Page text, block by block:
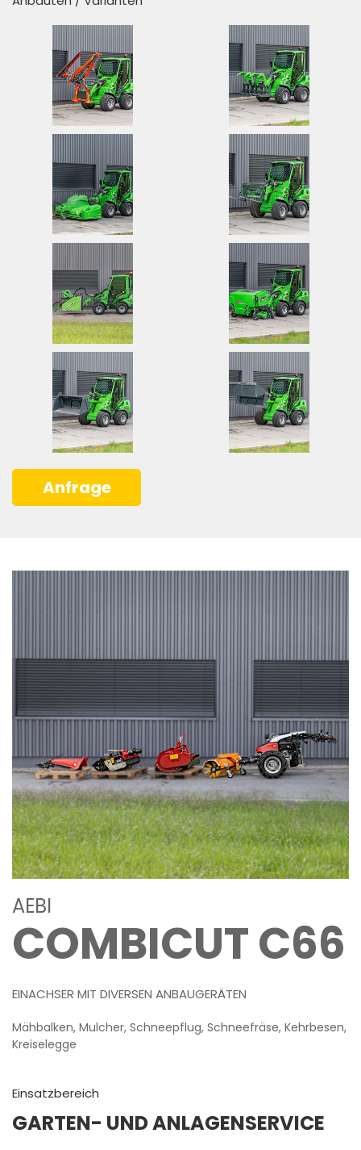
Anfrage
AEBI
COMBICUT C66
EINACHSER MIT DIVERSEN ANBAUGERÄTEN
Mähbalken, Mulcher, Schneepflug, Schneefräse, Kehrbesen,
Kreiselegge
Einsatzbereich
GARTEN- UND ANLAGENSERVICE